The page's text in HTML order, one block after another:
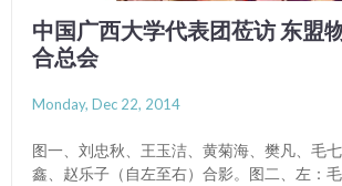
中国广西大学代表团莅访 东盟
合总会
Monday, Dec 22, 2014
图一、刘忠秋、王玉洁、黄菊海、樊凡、毛
鑫、赵乐子（自左至右）合影。图二、左：